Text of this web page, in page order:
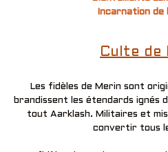
Incarnation de
Culte de
Les fidèles de Merin sont
brandissent les étendards ignés
tout Aarklash. Militaires et
convertir tous